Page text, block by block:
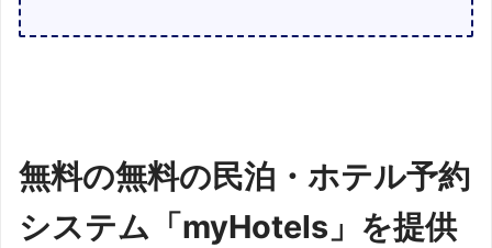
無料の無料の民泊・ホテル予約
システム「myHotels」を提供